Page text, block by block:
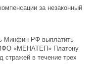
за незаконный
Минфин РФ выплатить
«МЕНАТЕП» Платону
стражей в течение трех